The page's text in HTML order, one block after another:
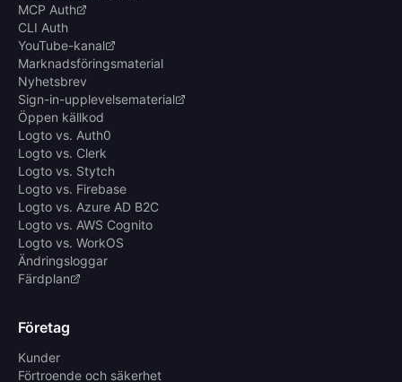
MCP Auth
CLI Auth
YouTube-kanal
Marknadsföringsmaterial
Nyhetsbrev
Sign-in-upplevelsematerial
Öppen källkod
Logto vs. Auth0
Logto vs. Clerk
Logto vs. Stytch
Logto vs. Firebase
Logto vs. Azure AD B2C
Logto vs. AWS Cognito
Logto vs. WorkOS
Ändringsloggar
Färdplan
Företag
Kunder
Förtroende och säkerhet